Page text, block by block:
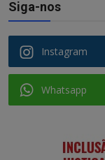
Siga-nos
Instagram
Whatsapp